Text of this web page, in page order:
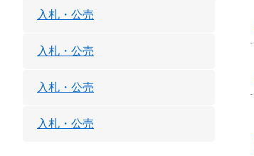
入札・公売
入札・公売
入札・公売
入札・公売